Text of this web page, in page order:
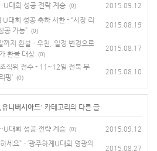
대회 성공 전략 계승 (0) 2015.09.12
대회 성공 축하 서한 - “시장 리
공 가능” (0)
2015.08.19
지 환불 - 우천, 일정 변경으로
환불 대상 (0)
2015.08.17
직위 전수 - 11~12일 전북 무
핑’ (0)
2015.08.10
니버시아드' 카테고리의 다른 글
대회 성공 전략 계승 (0) 2015.09.12
세요” - ‘광주하계U대회 영광의
2015.08.27